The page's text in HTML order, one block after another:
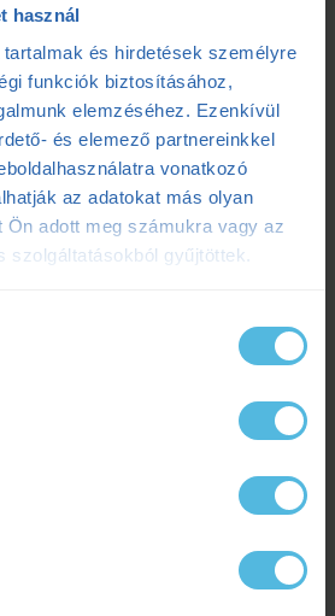
használ
és hirdetések személyre
funkciók biztosításához,
elemzéséhez. Ezenkívül
és elemező partnereinkkel
vonatkozó
az adatokat más olyan
Ön adott meg számukra vagy az
szolgáltatásokból gyűjtöttek.
futásdinamika
gazdaságosság
kerékpár laktát
nutrium Prémium